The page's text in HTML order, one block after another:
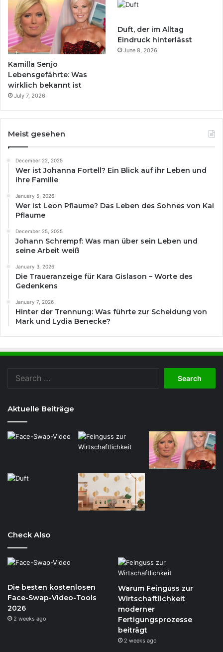
Kamilla Senjo
Lebensgefährte: Was
wirklich bekannt ist
July 7, 2026
Duft, der im Alltag
Eindruck hinterlässt
June 8, 2026
Meist gesehen
December 22, 2025
Wer ist Johanna Fortell? Ein Blick auf ihr Leben und
ihre Familie
January 5, 2026
Wer ist Leon Pflaume? Das Leben des Sohnes von Kai
Pflaume
December 25, 2025
Johann Schrempf: Was man über sein Leben und
seine Arbeit weiß
January 3, 2026
Die Traueranzeige für Kara Gislason – Worte des
Gedenkens
January 7, 2026
Hinter der Trennung: Was führte zur Scheidung von
Mark und Lydia Benecke?
Aktuelle Beiträge
Check Also
Die besten kostenlosen
Face-Swap-Video-Tools
2026
2 weeks ago
Warum Feinguss zur
Wirtschaftlichkeit
moderner
Fertigungsprozesse
beiträgt
2 weeks ago